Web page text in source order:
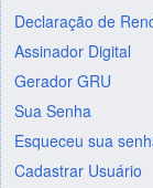
Declaração de
Assinador Digital
Gerador GRU
Sua Senha
Esqueceu sua
Cadastrar Usuário